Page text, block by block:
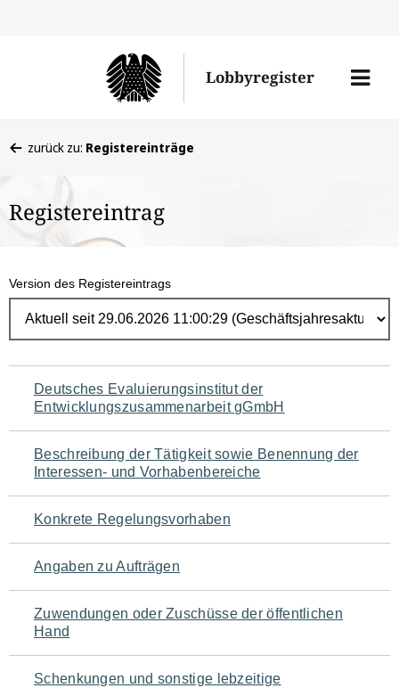
Lobbyregister
Menü
befinden
hier:
zurück zu: Registereinträge
Registereintrag
Version des Registereintrags
Navigation
für
den
Seiteninhalt
Deutsches Evaluierungsinstitut der
Entwicklungszusammenarbeit gGmbH
Beschreibung der Tätigkeit sowie Benennung der
Interessen- und Vorhabenbereiche
Konkrete Regelungsvorhaben
Angaben zu Aufträgen
Zuwendungen oder Zuschüsse der öffentlichen
Hand
Schenkungen und sonstige lebzeitige